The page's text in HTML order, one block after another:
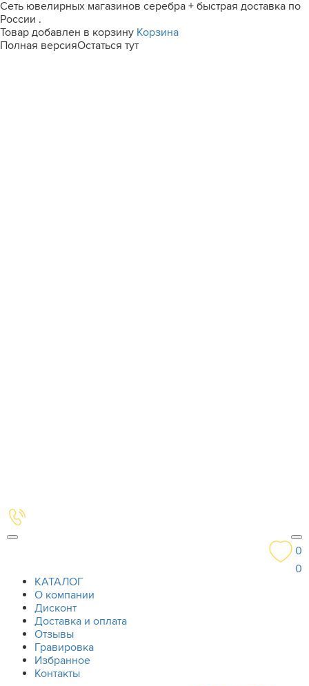
Сеть ювелирных магазинов серебра + быстрая доставка по
России .
Товар добавлен в корзину Корзина
Полная версияОстаться тут
0
0
КАТАЛОГ
О компании
Дисконт
Доставка и оплата
Отзывы
Гравировка
Избранное
Контакты